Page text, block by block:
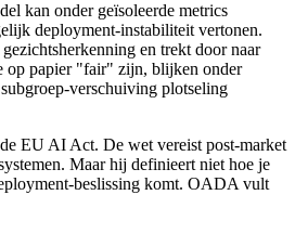
kan onder geïsoleerde metrics
deployment-instabiliteit vertonen.
en trekt door naar
op papier "fair" zijn, blijken onder
verschuiving plotseling
EU AI Act. De wet vereist post-market
Maar hij definieert niet hoe je
beslissing komt. OADA vult